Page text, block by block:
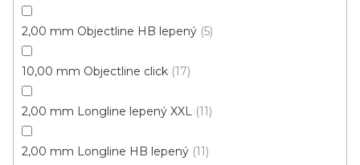
2,00 mm Objectline HB lepený 5
10,00 mm Objectline click 17
2,00 mm Longline lepený XXL 11
2,00 mm Longline HB lepený 11
Vinylová podlaha Tarko Kaštan originál
Měrná
od 154,67 Kč / 1 m2